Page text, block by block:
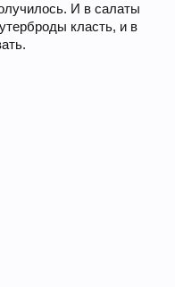
И в салаты
класть, и в